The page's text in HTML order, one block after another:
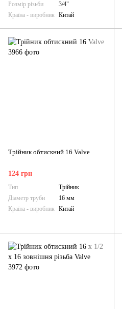
Розмір різьби
3/4"
Країна - виробник
Китай
Трійник обтискний 16 Valve
124 грн
Тип
Трійник
Діаметр труби
16 мм
Країна - виробник
Китай